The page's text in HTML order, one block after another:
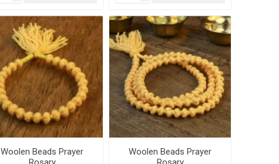
Woolen Beads Prayer
Woolen Beads Prayer